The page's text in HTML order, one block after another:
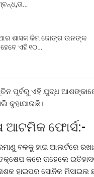
ଶାସକ କିମ ଜୋଙ୍ଗ ଉନଙ୍କ
ଏହି ୧୦…
ପୂର୍ବରୁ ଏହି ଯୁଦ୍ଧ
କୁହାଯାଉଛି।
ଆଟମିକ ଫୋର୍ସ:-
ବଳକୁ ହାଇ ଆଲର୍ଟରେ
କରେ ତାହେଲେ
ହାଇପର ସୋନିକ ମିସାଇଲ